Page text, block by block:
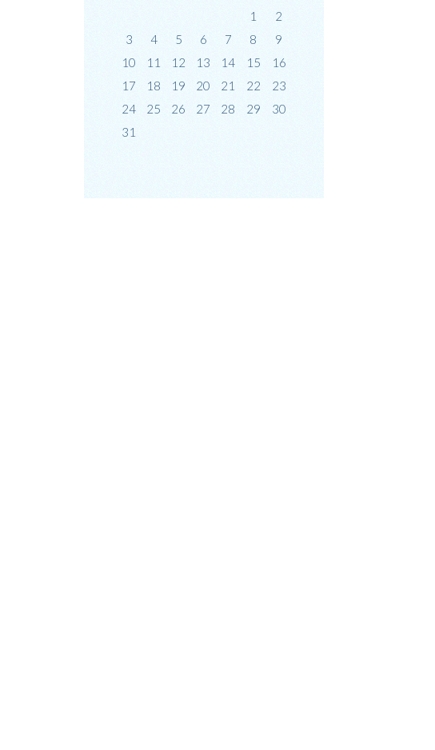
1
2
3
4 5 6 7 8
9
10
11 12 13 14 15
16
17
18 19 20 21 22
23
24
25 26 27 28 29
30
31